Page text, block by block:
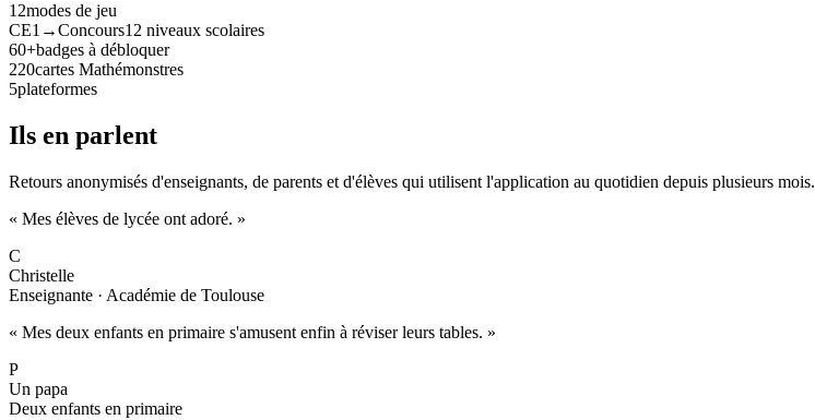
12modes de jeu
CE1→Concours12 niveaux scolaires
60+badges à débloquer
220cartes Mathémonstres
5plateformes
Ils en parlent
Retours anonymisés d'enseignants, de parents et d'élèves qui utilisent l'application au quotidien depuis plusieurs mois.
« Mes élèves de lycée ont adoré. »
C
Christelle
Enseignante · Académie de Toulouse
« Mes deux enfants en primaire s'amusent enfin à réviser leurs tables. »
P
Un papa
Deux enfants en primaire